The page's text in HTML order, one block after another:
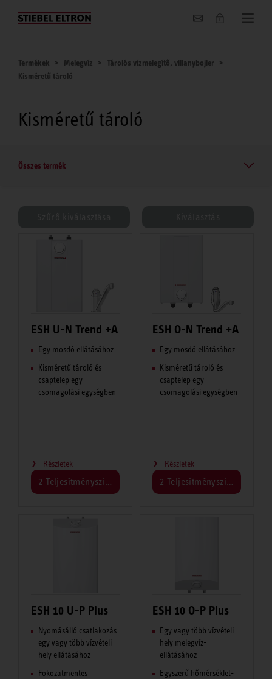
Hírek
Termékek Melegvíz
Tárolós vízmelegítő, villanybojler
Kisméretű tároló
Kisméretű tároló
Összes termék
ESH U-N Trend +A
Egy mosdó ellátásához
Kisméretű tároló és
csaptelep egy
csomagolási egységben
Részletek
2 Teljesítményszint
ESH O-N Trend +A
Egy mosdó ellátásához
Kisméretű tároló és
csaptelep egy
csomagolási egységben
Részletek
2 Teljesítményszint
ESH 10 U-P Plus
Nyomásálló csatlakozás
egy vagy több vízvételi
hely ellátásához
Fokozatmentes
ESH 10 O-P Plus
Egy vagy több vízvételi
hely melegvíz-
ellátásához
Egyszerű hőmérséklet-